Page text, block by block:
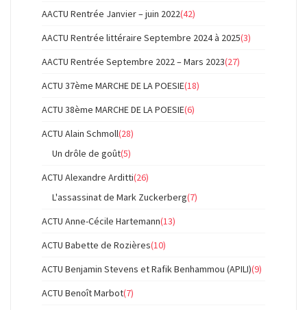
AACTU Rentrée Janvier – juin 2022(42)
AACTU Rentrée littéraire Septembre 2024 à 2025(3)
AACTU Rentrée Septembre 2022 – Mars 2023(27)
ACTU 37ème MARCHE DE LA POESIE(18)
ACTU 38ème MARCHE DE LA POESIE(6)
ACTU Alain Schmoll(28)
Un drôle de goût(5)
ACTU Alexandre Arditti(26)
L'assassinat de Mark Zuckerberg(7)
ACTU Anne-Cécile Hartemann(13)
ACTU Babette de Rozières(10)
ACTU Benjamin Stevens et Rafik Benhammou (APILI)(9)
ACTU Benoît Marbot(7)